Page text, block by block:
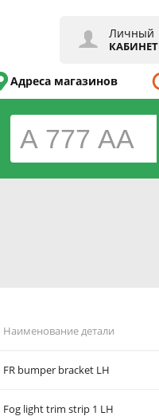
Личный
КАБИНЕТ
Адреса магазинов
Наименование детали
FR bumper bracket LH
Fog light trim strip 1 LH